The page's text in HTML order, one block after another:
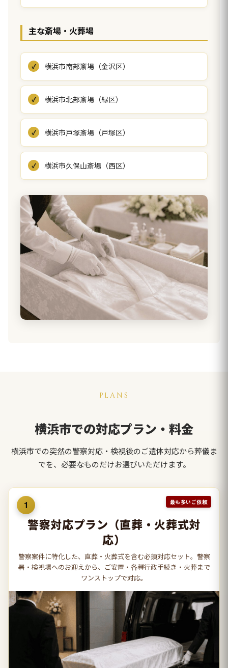
主な斎場・火葬場
横浜市南部斎場（金沢区）
横浜市北部斎場（緑区）
横浜市戸塚斎場（戸塚区）
横浜市久保山斎場（西区）
PLANS
横浜市での対応プラン・料金
横浜市での突然の警察対応・検視後のご遺体対応から葬儀ま
でを、必要なものだけお選びいただけます。
1 最も多いご依頼
警察対応プラン（直葬・火葬式対
応）
警察案件に特化した、直葬・火葬式を含む必須対応セット。警察
署・検視場へのお迎えから、ご安置・各種行政手続き・火葬まで
ワンストップで対応。